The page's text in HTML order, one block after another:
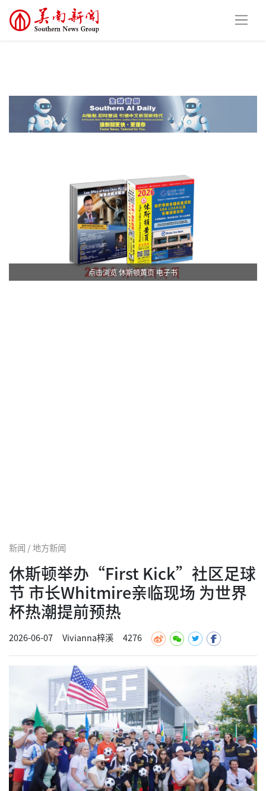
点击浏览 休斯顿黄页 电子书
新闻 / 地方新闻
休斯顿举办“First Kick”社区足球
节 市长Whitmire亲临现场 为世界
杯热潮提前预热
2026-06-07 Vivianna梓溪 4276